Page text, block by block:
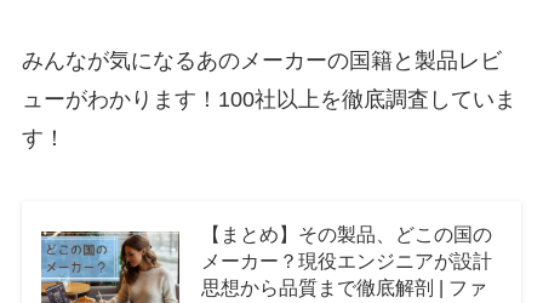
みんなが気になるあのメーカーの国籍と製品レビ
ューがわかります！100社以上を徹底調査していま
す！
【まとめ】その製品、どこの国の
メーカー？現役エンジニアが設計
思想から品質まで徹底解剖 | ファ